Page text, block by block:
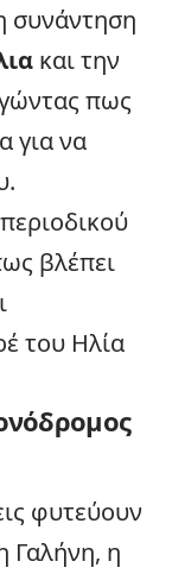
συνάντηση
και την
πως
για να
βλέπει
του Ηλία
φυτεύουν
Γαλήνη, η